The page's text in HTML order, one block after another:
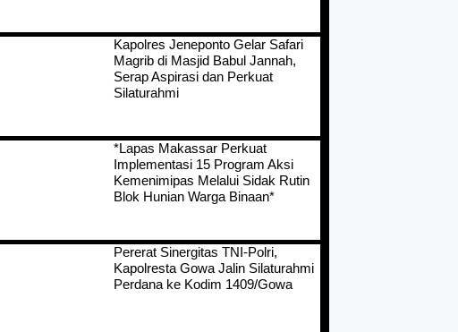
Kapolres Jeneponto Gelar Safari
Magrib di Masjid Babul Jannah,
Serap Aspirasi dan Perkuat
Silaturahmi
*Lapas Makassar Perkuat
Implementasi 15 Program Aksi
Kemenimipas Melalui Sidak Rutin
Blok Hunian Warga Binaan*
Pererat Sinergitas TNI-Polri,
Kapolresta Gowa Jalin Silaturahmi
Perdana ke Kodim 1409/Gowa